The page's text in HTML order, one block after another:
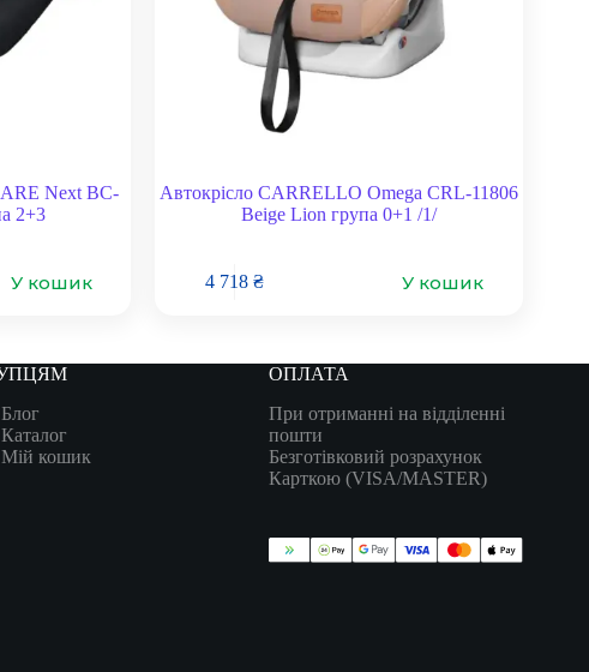
Next BC-
2+3
У кошик
Автокрісло CARRELLO Omega CRL-11806
Beige Lion група 0+1 /1/
4 718₴ У кошик
Блог
Каталог
Мій кошик
ОПЛАТА
При отриманні на відділенні
пошти
Безготівковий розрахунок
Карткою (VISA/MASTER)